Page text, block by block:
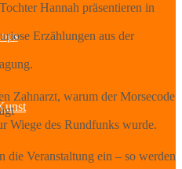
Hannah präsentieren in
Erzählungen aus der
Zahnarzt, warum der Morsecode
Wiege des Rundfunks wurde.
die Veranstaltung ein – so werden